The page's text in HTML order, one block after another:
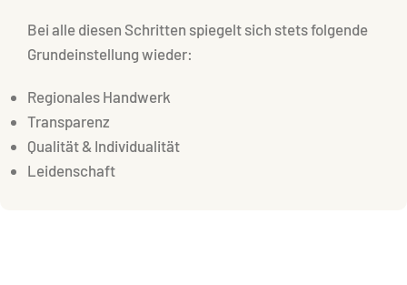
Bei alle diesen Schritten spiegelt sich stets folgende
Grundeinstellung wieder:
Regionales Handwerk
Transparenz
Qualität & Individualität
Leidenschaft